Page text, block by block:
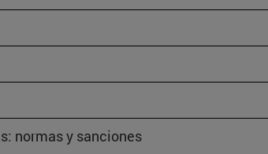
normas y sanciones